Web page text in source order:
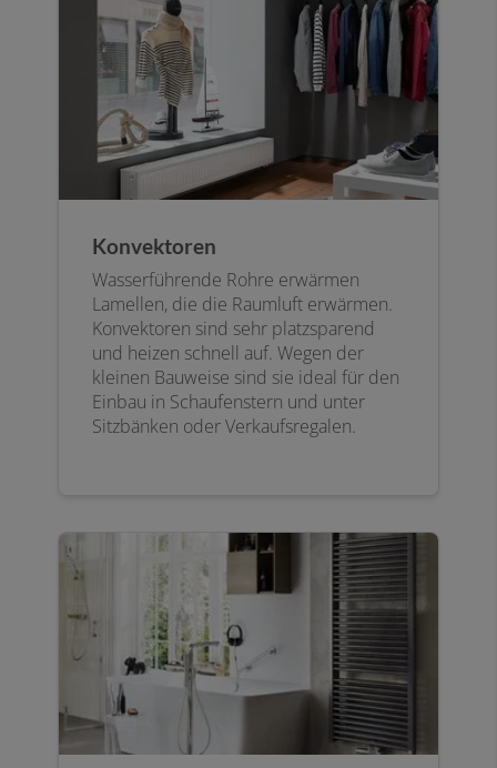
Konvektoren
Wasserführende Rohre erwärmen
Lamellen, die die Raumluft erwärmen.
Konvektoren sind sehr platzsparend
und heizen schnell auf. Wegen der
kleinen Bauweise sind sie ideal für den
Einbau in Schaufenstern und unter
Sitzbänken oder Verkaufsregalen.